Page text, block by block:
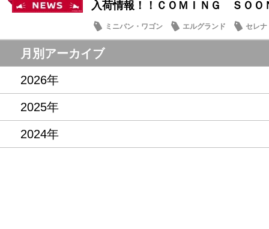
入荷情報！！ＣＯＭＩＮＧ ＳＯＯ
ミニバン・ワゴン エルグランド セレナ
月別アーカイブ
2026年
2025年
2024年